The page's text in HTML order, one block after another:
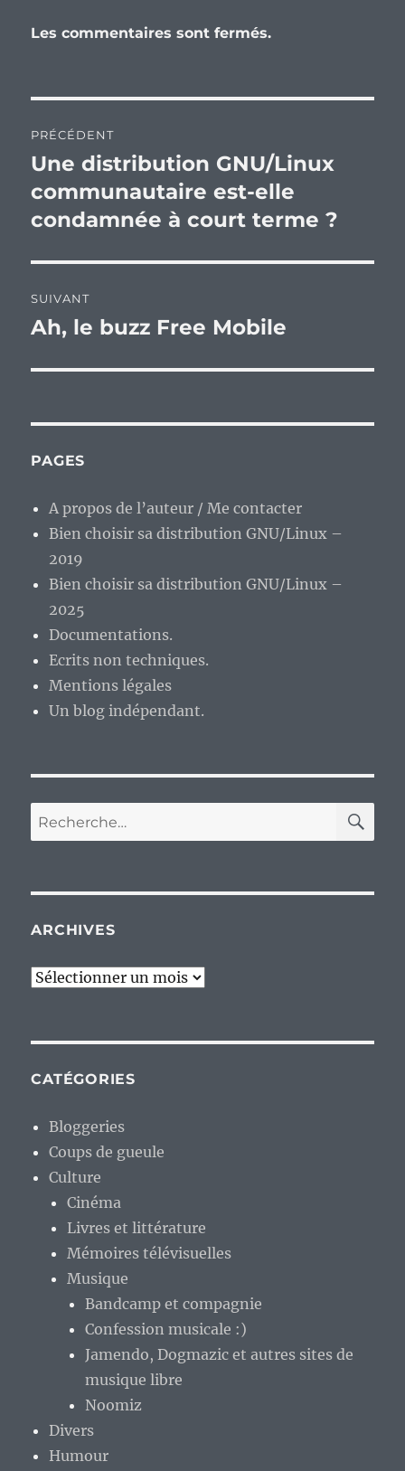
Les commentaires sont fermés.
de
l’article
PRÉCÉDENT
Publication
précédente :
Une distribution GNU/Linux
communautaire est-elle
condamnée à court terme ?
SUIVANT
Publication
Ah, le buzz Free Mobile
PAGES
A propos de l’auteur / Me contacter
Bien choisir sa distribution GNU/Linux –
2019
Bien choisir sa distribution GNU/Linux –
2025
Documentations.
Ecrits non techniques.
Mentions légales
Un blog indépendant.
Recherche
pour :
ARCHIVES
Archives
CATÉGORIES
Bloggeries
Coups de gueule
Culture
Cinéma
Livres et littérature
Mémoires télévisuelles
Musique
Bandcamp et compagnie
Confession musicale :)
Jamendo, Dogmazic et autres sites de
musique libre
Noomiz
Divers
Humour